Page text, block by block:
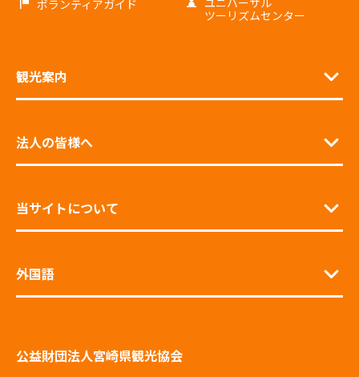
ボランティアガイド
ツーリズムセンター
観光案内
法人の皆様へ
当サイトについて
外国語
公益財団法人宮崎県観光協会